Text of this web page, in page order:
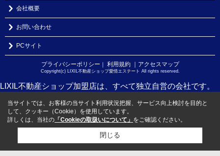
会社概要
お問い合わせ
PCサイト
プライバシーポリシー ｜ 利用規約 ｜アクセスマップ
Copyright(c) LIXIL不動産ショップ愛情エステート All rights reserved.
LIXIL不動産ショップ加盟店は、すべて独立自営の会社です。
当サイトでは、お客様の当サイト利用状況把握、サービス向上検討を目的と
して、クッキー（Cookie）を使用しています。
詳しくは、当社の 「Cookieの取扱いについて」 をご確認ください。
閉じる